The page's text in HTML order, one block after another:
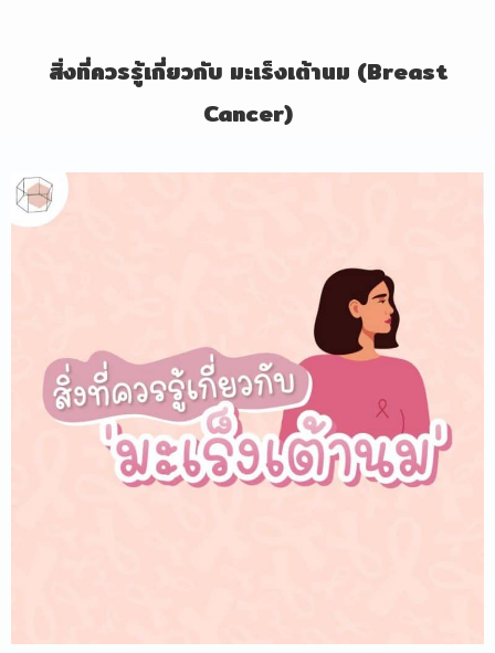
สิ่งที่ควรรู้เกี่ยวกับ มะเร็งเต้านม (Breast
Cancer)